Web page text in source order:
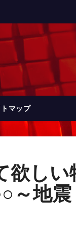
マップ
欲し
地